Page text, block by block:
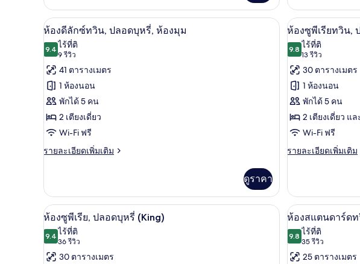
บุหรี่
(Family)
เกี่ยว
กับ
ห้อง
ลัก
ทวิ
น,
ปลอด
บุหรี่
(Family)
บุหรี่
เกี่ยว
กับ
ห้อง
ลัก
ทวิ
น,
ปลอด
บุหรี่
เปิด
ภาพถ่าย
ทั้งหมด
ของ
ห้อง
ดี
ลัก
ซ์
บุหรี่,
ห้อง
มุม
1 ห้องนอน, เครื่องนอนระดับพรีเมียม, ผ้านวมขนเป็ด, ตู้นิร
7
ห้องดีลักซ์ทวิน, ปลอดบุหรี่, ห้องมุม
9.49.4 จาก 10
ไร้ที่ติ
9 รีวิว
(9
รีวิว)
41 ตารางเมตร
1 ห้องนอน
พักได้ 5 คน
2 เตียงเดี่ยว
Wi-Fi ฟรี
รายละเอียดเพิ่มเติม
ราย
เกี่ยว
กับ
ห้อง
ลัก
ทวิ
ดูราคา
เปิด
ภาพถ่าย
ทั้งหมด
ของ
ห้อง
ซู
พี
เรีย
บุหรี่
(with
Sofa
bed)
6
ห้องซูพีเรียทวิน,
9.89.8 จาก 10
ไร้ที่ติ
13 รีวิว
(13
รีวิว)
30 ตารางเมตร
1 ห้องนอน
พักได้ 5 คน
2 เตียงเดี่ยว แ
Wi-Fi ฟรี
รายละเอียดเพิ่มเติม
ราย
เกี่ยว
กับ
ห้อง
พี
ทวิ
เปิด
ภาพถ่าย
ทั้งหมด
1 ห้องนอน, เครื่องนอนระดับพรีเมียม, ผ้านวมขนเป็ด, ตู้นิรภั
6
ห้องซูพีเรีย, ปลอดบุหรี่ (King)
9.49.4 จาก 10
ไร้ที่ติ
36 รีวิว
(36
รีวิว)
30 ตารางเมตร
เปิด
ภาพถ่าย
ทั้งหมด
6
ห้องสแตนดาร์ด
9.89.8 จาก 10
ไร้ที่ติ
35 รีวิว
(35
รีวิว)
25 ตารางเมตร